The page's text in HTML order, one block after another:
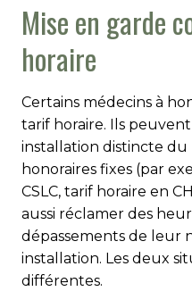
Mise en garde
horaire
Certains médecins à
tarif horaire. Ils
installation distincte
honoraires fixes (par
CSLC, tarif horaire en
aussi réclamer des
dépassements de leur
installation. Les deux
différentes.